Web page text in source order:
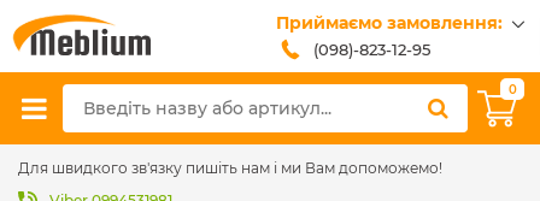
Приймаємо замовлення:
(098)-823-12-95
(099)-608-42-32
(093)-618-62-02
sales@meblium.com.ua
0
Для швидкого зв'язку пишіть нам і ми Вам допоможемо!